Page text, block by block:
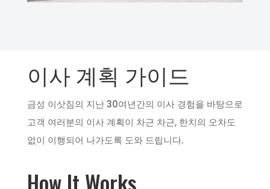
이사 계획 가이드
금성 이삿짐의 지난 30여년간의 이사 경험을 바탕으로
고객 여러분의 이사 계획이 차근 차근, 한치의 오차도
없이 이행되어 나가도록 도와 드립니다.
How It Works